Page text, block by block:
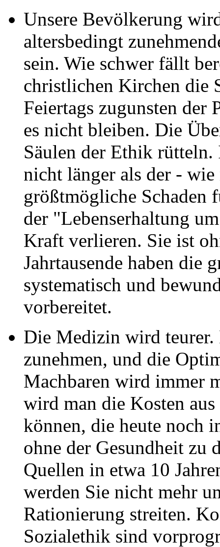
Unsere Bevölkerung
altersbedingt
sein. Wie schwer fällt
christlichen Kirchen die
Feiertags zugunsten
es nicht bleiben. Die
Säulen der Ethik
nicht länger als der -
größtmögliche Schaden
der "Lebenserhaltung
Kraft verlieren. Sie ist
Jahrtausende haben die
systematisch und
vorbereitet.
Die Medizin wird
zunehmen, und die
Machbaren wird immer
wird man die Kosten
können, die heute noch
ohne der Gesundheit zu
Quellen in etwa 10
werden Sie nicht mehr
Rationierung streiten.
Sozialethik sind